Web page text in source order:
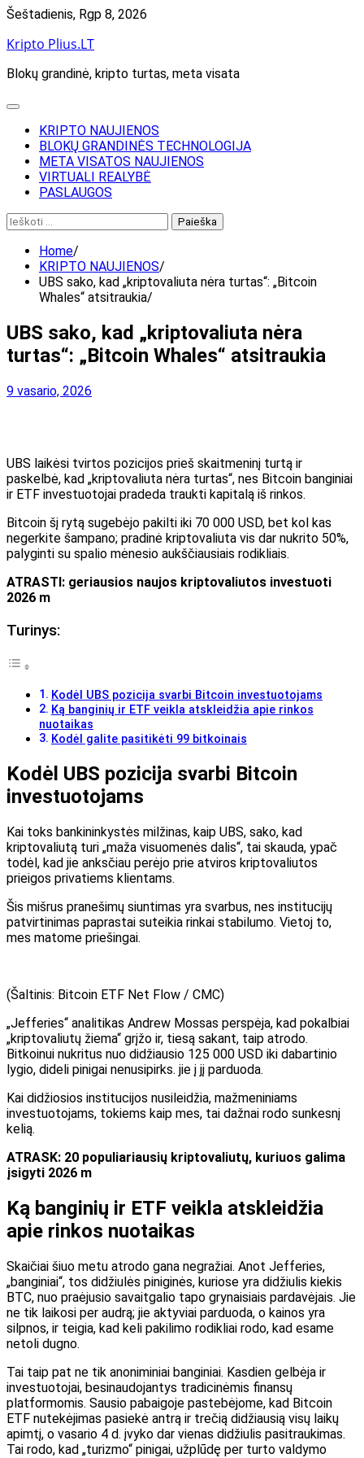
Skip
content
Šeštadienis, Rgp 8, 2026
Kripto Plius.LT
Blokų grandinė, kripto turtas, meta visata
KRIPTO NAUJIENOS
BLOKŲ GRANDINĖS TECHNOLOGIJA
META VISATOS NAUJIENOS
VIRTUALI REALYBĖ
PASLAUGOS
Ieškoti:
Home
KRIPTO NAUJIENOS
UBS sako, kad „kriptovaliuta nėra turtas“: „Bitcoin
Whales“ atsitraukia
UBS sako, kad „kriptovaliuta nėra
turtas“: „Bitcoin Whales“ atsitraukia
9 vasario, 2026
UBS laikėsi tvirtos pozicijos prieš skaitmeninį turtą ir
paskelbė, kad „kriptovaliuta nėra turtas“, nes Bitcoin banginiai
ir ETF investuotojai pradeda traukti kapitalą iš rinkos.
Bitcoin šį rytą sugebėjo pakilti iki 70 000 USD, bet kol kas
negerkite šampano; pradinė kriptovaliuta vis dar nukrito 50%,
palyginti su spalio mėnesio aukščiausiais rodikliais.
ATRASTI: geriausios naujos kriptovaliutos investuoti
2026 m
Turinys:
Kodėl UBS pozicija svarbi Bitcoin investuotojams
Ką banginių ir ETF veikla atskleidžia apie rinkos
nuotaikas
Kodėl galite pasitikėti 99 bitkoinais
Kodėl UBS pozicija svarbi Bitcoin
investuotojams
Kai toks bankininkystės milžinas, kaip UBS, sako, kad
kriptovaliutą turi „maža visuomenės dalis“, tai skauda, ​​ypač
todėl, kad jie anksčiau perėjo prie atviros kriptovaliutos
prieigos privatiems klientams.
Šis mišrus pranešimų siuntimas yra svarbus, nes institucijų
patvirtinimas paprastai suteikia rinkai stabilumo. Vietoj to,
mes matome priešingai.
(Šaltinis: Bitcoin ETF Net Flow / CMC)
„Jefferies“ analitikas Andrew Mossas perspėja, kad pokalbiai
„kriptovaliutų žiema“ grįžo ir, tiesą sakant, taip atrodo.
Bitkoinui nukritus nuo didžiausio 125 000 USD iki dabartinio
lygio, dideli pinigai nenusipirks. jie į jį parduoda.
Kai didžiosios institucijos nusileidžia, mažmeniniams
investuotojams, tokiems kaip mes, tai dažnai rodo sunkesnį
kelią.
ATRASK: 20 populiariausių kriptovaliutų, kuriuos galima
įsigyti 2026 m
Ką banginių ir ETF veikla atskleidžia
apie rinkos nuotaikas
Skaičiai šiuo metu atrodo gana negražiai. Anot Jefferies,
„banginiai“, tos didžiulės piniginės, kuriose yra didžiulis kiekis
BTC, nuo praėjusio savaitgalio tapo grynaisiais pardavėjais. Jie
ne tik laikosi per audrą; jie aktyviai parduoda, o kainos yra
silpnos, ir teigia, kad keli pakilimo rodikliai rodo, kad esame
netoli dugno.
Tai taip pat ne tik anoniminiai banginiai. Kasdien gelbėja ir
investuotojai, besinaudojantys tradicinėmis finansų
platformomis. Sausio pabaigoje pastebėjome, kad Bitcoin
ETF nutekėjimas pasiekė antrą ir trečią didžiausią visų laikų
apimtį, o vasario 4 d. įvyko dar vienas didžiulis pasitraukimas.
Tai rodo, kad „turizmo“ pinigai, užplūdę per turto valdymo